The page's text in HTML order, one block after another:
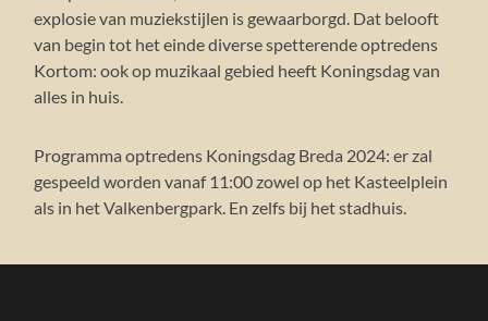
explosie van muziekstijlen is gewaarborgd. Dat belooft
van begin tot het einde diverse spetterende optredens
Kortom: ook op muzikaal gebied heeft Koningsdag van
alles in huis.
Programma optredens Koningsdag Breda 2024: er zal
gespeeld worden vanaf 11:00 zowel op het Kasteelplein
als in het Valkenbergpark. En zelfs bij het stadhuis.